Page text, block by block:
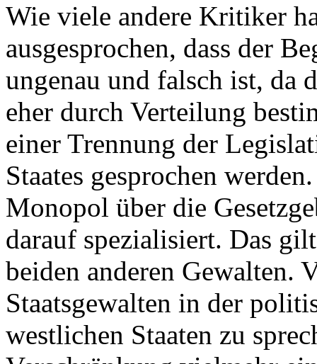
Wie viele andere Kritiker
ausgesprochen, dass der
ungenau und falsch ist, da
eher durch Verteilung
einer Trennung der
Staates gesprochen
Monopol über die
darauf spezialisiert. Das
beiden anderen Gewalten.
Staatsgewalten in der
westlichen Staaten zu